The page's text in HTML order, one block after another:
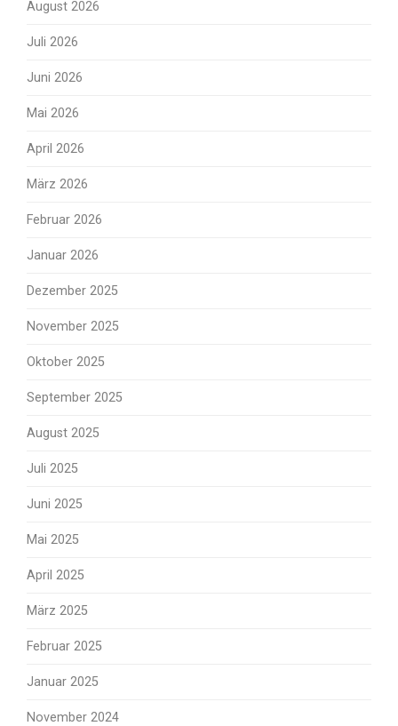
August 2026
Juli 2026
Juni 2026
Mai 2026
April 2026
März 2026
Februar 2026
Januar 2026
Dezember 2025
November 2025
Oktober 2025
September 2025
August 2025
Juli 2025
Juni 2025
Mai 2025
April 2025
März 2025
Februar 2025
Januar 2025
November 2024